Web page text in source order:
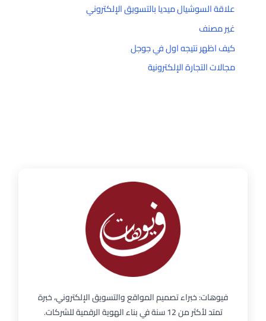
علاقة السوشيال ميديا بالتسويق الإلكتروني
غير مصنف
كيف اظهر نتيجه اول في جوجل
مجالات التجارة الإلكترونية
فيوهات: خبراء تصميم المواقع والتسويق الإلكتروني، خبرة
تمتد لأكثر من 12 سنة في بناء الهوية الرقمية للشركات.